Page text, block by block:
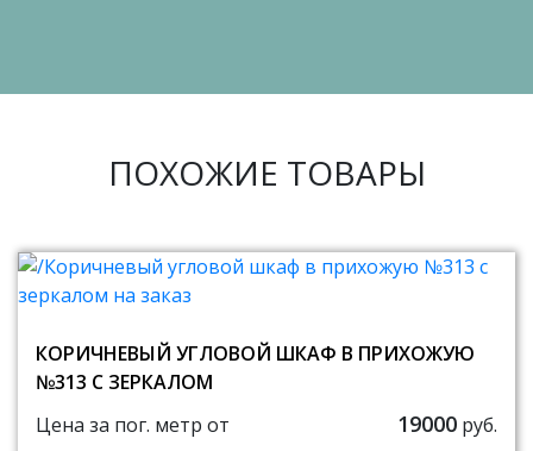
ПОХОЖИЕ ТОВАРЫ
КОРИЧНЕВЫЙ УГЛОВОЙ ШКАФ В ПРИХОЖУЮ
№313 С ЗЕРКАЛОМ
Цена за пог. метр от
19000 руб.